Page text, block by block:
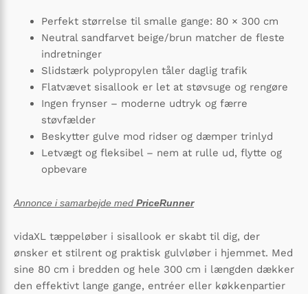
Perfekt størrelse til smalle gange: 80 × 300 cm
Neutral sandfarvet beige/brun matcher de fleste
indretninger
Slidstærk polypropylen tåler daglig trafik
Flatvævet sisallook er let at støvsuge og rengøre
Ingen frynser – moderne udtryk og færre
støvfælder
Beskytter gulve mod ridser og dæmper trinlyd
Letvægt og fleksibel – nem at rulle ud, flytte og
opbevare
Annonce i samarbejde med PriceRunner
vidaXL tæppeløber i sisallook er skabt til dig, der
ønsker et stilrent og praktisk gulvløber i hjemmet. Med
sine 80 cm i bredden og hele 300 cm i længden dækker
den effektivt lange gange, entréer eller køkkenpartier